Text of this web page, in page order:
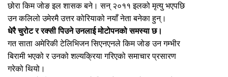
छोरा किम जोङ इल शासक बने। सन् २०११ इलको मृत्यु भएपछि
उन कलिलो उमेरमै उत्तर कोरियाको नयाँ नेता बनेका हुन्।
धेरै चुरोट र रक्सी पिउने उनलाई मोटोपनको समस्या छ।
गत साता अमेरिकी टेलिभिजन सिएनएनले किम जोङ उन गम्भीर
बिरामी भएको र उनको शल्यक्रिया गरिएको समाचार प्रसारण
गरेको थियो।